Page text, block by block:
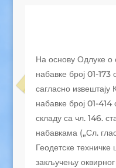
На основу Одлуке о
набавке број 01-
сагласно извештају
набавке број 01-
складу са чл. 146.
набавкама („Сл.
Геодетске
закључењу